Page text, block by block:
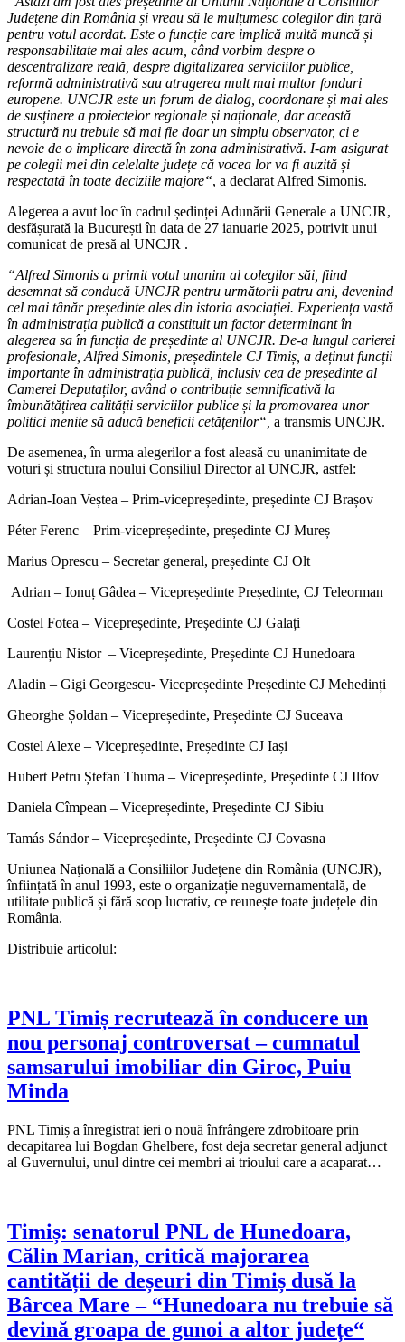
Județene din România și vreau să le mulțumesc colegilor din țară
pentru votul acordat. Este o funcție care implică multă muncă și
responsabilitate mai ales acum, când vorbim despre o
descentralizare reală, despre digitalizarea serviciilor publice,
reformă administrativă sau atragerea mult mai multor fonduri
europene. UNCJR este un forum de dialog, coordonare și mai ales
de susținere a proiectelor regionale și naționale, dar această
structură nu trebuie să mai fie doar un simplu observator, ci e
nevoie de o implicare directă în zona administrativă. I-am asigurat
pe colegii mei din celelalte județe că vocea lor va fi auzită și
respectată în toate deciziile majore“, a declarat Alfred Simonis.
Alegerea a avut loc în cadrul ședinței Adunării Generale a UNCJR,
desfășurată la București în data de 27 ianuarie 2025, potrivit unui
comunicat de presă al UNCJR .
“Alfred Simonis a primit votul unanim al colegilor săi, fiind
desemnat să conducă UNCJR pentru următorii patru ani, devenind
cel mai tânăr președinte ales din istoria asociației. Experiența vastă
în administrația publică a constituit un factor determinant în
alegerea sa în funcția de președinte al UNCJR. De-a lungul carierei
profesionale, Alfred Simonis, președintele CJ Timiș, a deținut funcții
importante în administrația publică, inclusiv cea de președinte al
Camerei Deputaților, având o contribuție semnificativă la
îmbunătățirea calității serviciilor publice și la promovarea unor
politici menite să aducă beneficii cetățenilor“, a transmis UNCJR.
De asemenea, în urma alegerilor a fost aleasă cu unanimitate de
voturi și structura noului Consiliul Director al UNCJR, astfel:
Adrian-Ioan Veștea – Prim-vicepreședinte, președinte CJ Brașov
Péter Ferenc – Prim-vicepreședinte, președinte CJ Mureș
Marius Oprescu – Secretar general, președinte CJ Olt
Adrian – Ionuț Gâdea – Vicepreședinte Președinte, CJ Teleorman
Costel Fotea – Vicepreședinte, Președinte CJ Galați
Laurențiu Nistor – Vicepreședinte, Președinte CJ Hunedoara
Aladin – Gigi Georgescu- Vicepreședinte Președinte CJ Mehedinți
Gheorghe Șoldan – Vicepreședinte, Președinte CJ Suceava
Costel Alexe – Vicepreședinte, Președinte CJ Iași
Hubert Petru Ștefan Thuma – Vicepreședinte, Președinte CJ Ilfov
Daniela Cîmpean – Vicepreședinte, Președinte CJ Sibiu
Tamás Sándor – Vicepreședinte, Președinte CJ Covasna
Uniunea Naţională a Consiliilor Judeţene din România (UNCJR),
înființată în anul 1993, este o organizație neguvernamentală, de
utilitate publică și fără scop lucrativ, ce reunește toate județele din
România.
Distribuie articolul:
PNL Timiș recrutează în conducere un
nou personaj controversat – cumnatul
samsarului imobiliar din Giroc, Puiu
Minda
PNL Timiș a înregistrat ieri o nouă înfrângere zdrobitoare prin
decapitarea lui Bogdan Ghelbere, fost deja secretar general adjunct
al Guvernului, unul dintre cei membri ai trioului care a acaparat…
Timiș: senatorul PNL de Hunedoara,
Călin Marian, critică majorarea
cantității de deșeuri din Timiș dusă la
Bârcea Mare – “Hunedoara nu trebuie să
devină groapa de gunoi a altor județe“